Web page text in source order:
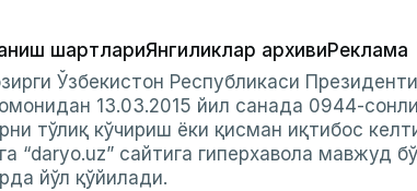
шартлариЯнгиликлар архивиРеклама
Ўзбекистон Республикаси Президенти
13.03.2015 йил санада 0944-
тўлиқ кўчириш ёки қисман иқтибос
сайтига гиперхавола мавжуд
йўл қўйилади.